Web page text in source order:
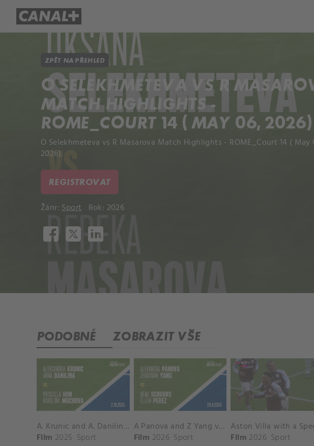
ZPĚT NA PŘEHLED
O SELEKHMETEVA VS R
MATCH HIGHLIGHTS -
ROME_COURT 14 ( MAY 06, 2026)
O Selekhmeteva vs R Masarova Match Highlights - ROME_Court 14 ( May
2026).
REGISTROVAT
Žánr:Sport Rok: 2026
PODOBNÉ ZOBRAZIT VŠE
A. Krunic and A. Danilina vs. P. Hon and K. Muchova Match Highlights - BEIJING_Capital Group Diamond ( October 02, 2025)
Film 2025 Sport
A Panova and Z Yang vs D Schuurs and E Perez Match Highlights - MADRID_Court 8 ( April 24, 2026)
Film 2026 Sport
Film 2026 Sport